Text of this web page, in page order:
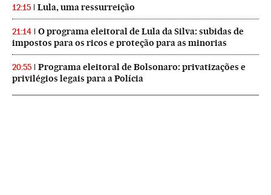
12:15 Lula, uma ressurreição
21:14
O programa eleitoral de Lula da Silva: subidas de
impostos para os ricos e proteção para as minorias
20:55
Programa eleitoral de Bolsonaro: privatizações e
privilégios legais para a Polícia